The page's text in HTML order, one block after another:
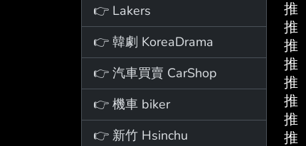
👉 Lakers
👉 韓劇 KoreaDrama
👉 汽車買賣 CarShop
👉 機車 biker
👉 新竹 Hsinchu
推
推
推
推
推
推
推
推